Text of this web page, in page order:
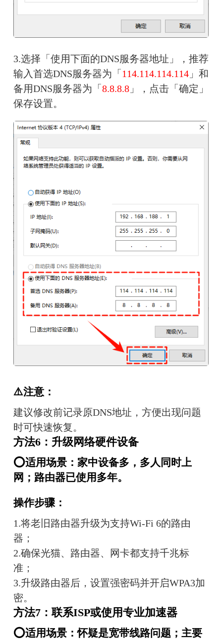
3.选择「使用下面的DNS服务器地址」，推荐
输入首选DNS服务器为「 114.114.114.114」和
备用DNS服务器为「 8.8.8.8」，点击「确定」
保存设置。
⚠️注意：
建议修改前记录原DNS地址，方便出现问题
时可快速恢复。
方法6：升级网络硬件设备
⭕适用场景：家中设备多，多人同时上
网；路由器已使用多年。
操作步骤：
1.将老旧路由器升级为支持Wi-Fi 6的路由
器；
2.确保光猫、路由器、网卡都支持千兆标
准；
3.升级路由器后，设置强密码并开启WPA3加
密。
方法7：联系ISP或使用专业加速器
⭕适用场景：怀疑是宽带线路问题；主要